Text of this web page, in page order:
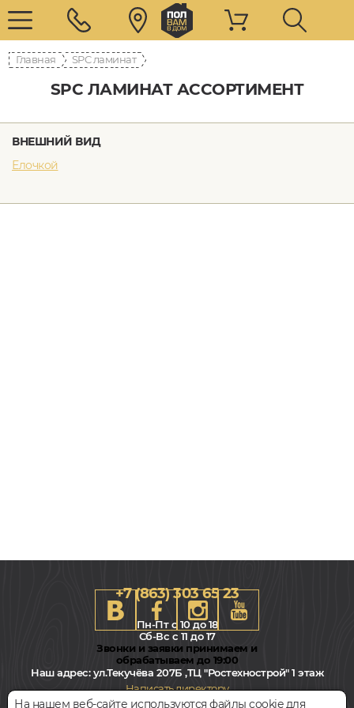
Главная SPC ламинат
SPC ЛАМИНАТ АССОРТИМЕНТ
ВНЕШНИЙ ВИД
Елочкой
+7 (863) 303 65 23
Пн-Пт с 10 до 18
Сб-Вс с 11 до 17
Звонки и заявки принимаем и
обрабатываем до 19:00
Наш адрес:ул.Текучёва 207Б ,ТЦ "Ростехнострой" 1 этаж
Написать директору
На нашем веб-сайте используются файлы cookie для